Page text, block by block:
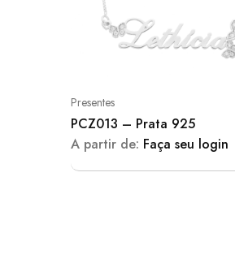
Presentes
PCZ013 – Prata 925
A partir de: Faça seu login